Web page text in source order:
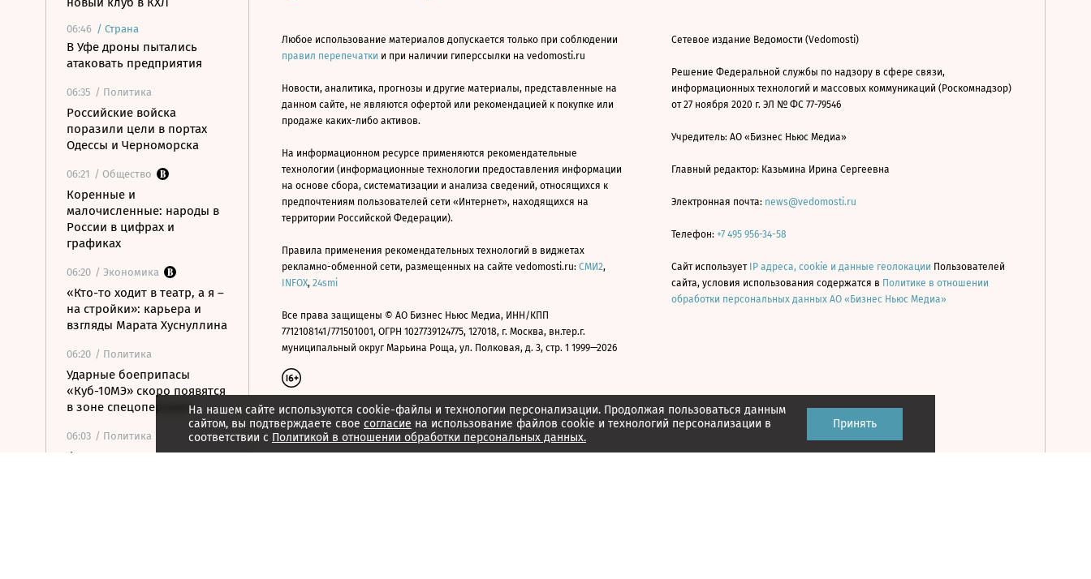
06:46 / Страна
В Уфе дроны пытались
атаковать предприятия
06:35 / Политика
Российские войска
поразили цели в портах
Одессы и Черноморска
06:21 / Общество
Коренные и
малочисленные: народы в
России в цифрах и
графиках
06:20 / Экономика
«Кто-то ходит в театр, а я –
на стройки»: карьера и
взгляды Марата Хуснуллина
06:20 / Политика
Ударные боеприпасы
«Куб-10МЭ» скоро появятся
в зоне спецоперации
06:03 / Политика
Финляндия отказалась
На нашем сайте используются cookie-файлы и технологии персонализации. Продолжая пользоваться данным
сайтом, вы подтверждаете свое согласие на использование файлов cookie и технологий персонализации в
соответствии с Политикой в отношении обработки персональных данных.
Принять
Любое использование материалов допускается только при соблюдении
правил перепечатки и при наличии гиперссылки на vedomosti.ru
Новости, аналитика, прогнозы и другие материалы, представленные на
данном сайте, не являются офертой или рекомендацией к покупке или
продаже каких-либо активов.
На информационном ресурсе применяются рекомендательные
технологии (информационные технологии предоставления информации
на основе сбора, систематизации и анализа сведений, относящихся к
предпочтениям пользователей сети «Интернет», находящихся на
территории Российской Федерации).
Правила применения рекомендательных технологий в виджетах
рекламно-обменной сети, размещенных на сайте vedomosti.ru: СМИ2,
INFOX, 24smi
Все права защищены © АО Бизнес Ньюс Медиа, ИНН/КПП
7712108141/771501001, ОГРН 1027739124775, 127018, г. Москва, вн.тер.г.
муниципальный округ Марьина Роща, ул. Полковая, д. 3, стр. 1 1999—2026
Сетевое издание Ведомости (Vedomosti)
Решение Федеральной службы по надзору в сфере связи,
информационных технологий и массовых коммуникаций (Роскомнадзор)
от 27 ноября 2020 г. ЭЛ № ФС 77-79546
Учредитель: АО «Бизнес Ньюс Медиа»
Главный редактор: Казьмина Ирина Сергеевна
Электронная почта: news@vedomosti.ru
Телефон: +7 495 956-34-58
Сайт использует IP адреса, cookie и данные геолокации Пользователей
сайта, условия использования содержатся в Политике в отношении
обработки персональных данных АО «Бизнес Ньюс Медиа»